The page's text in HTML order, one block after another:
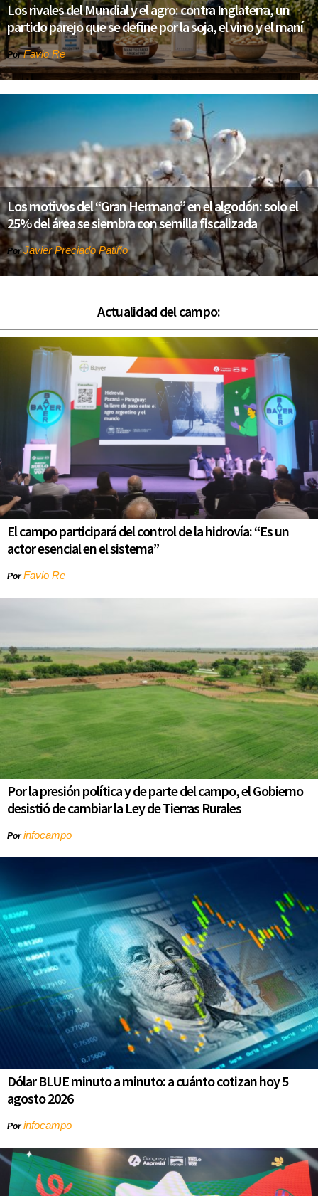
Los rivales del Mundial y el agro: contra Inglaterra, un
partido parejo que se define por la soja, el vino y el maní
PorFavio Re
Los motivos del “Gran Hermano” en el algodón: solo el
25% del área se siembra con semilla fiscalizada
PorJavier Preciado Patiño
Actualidad del campo:
El campo participará del control de la hidrovía: “Es un
actor esencial en el sistema”
PorFavio Re
Por la presión política y de parte del campo, el Gobierno
desistió de cambiar la Ley de Tierras Rurales
Porinfocampo
Dólar BLUE minuto a minuto: a cuánto cotizan hoy 5
agosto 2026
Porinfocampo